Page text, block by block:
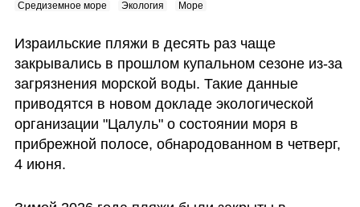
Средиземное море Экология Море
Израильские пляжи в десять раз чаще
закрывались в прошлом купальном сезоне из-за
загрязнения морской воды. Такие данные
приводятся в новом докладе экологической
организации "Цалуль" о состоянии моря в
прибрежной полосе, обнародованном в четверг,
4 июня.